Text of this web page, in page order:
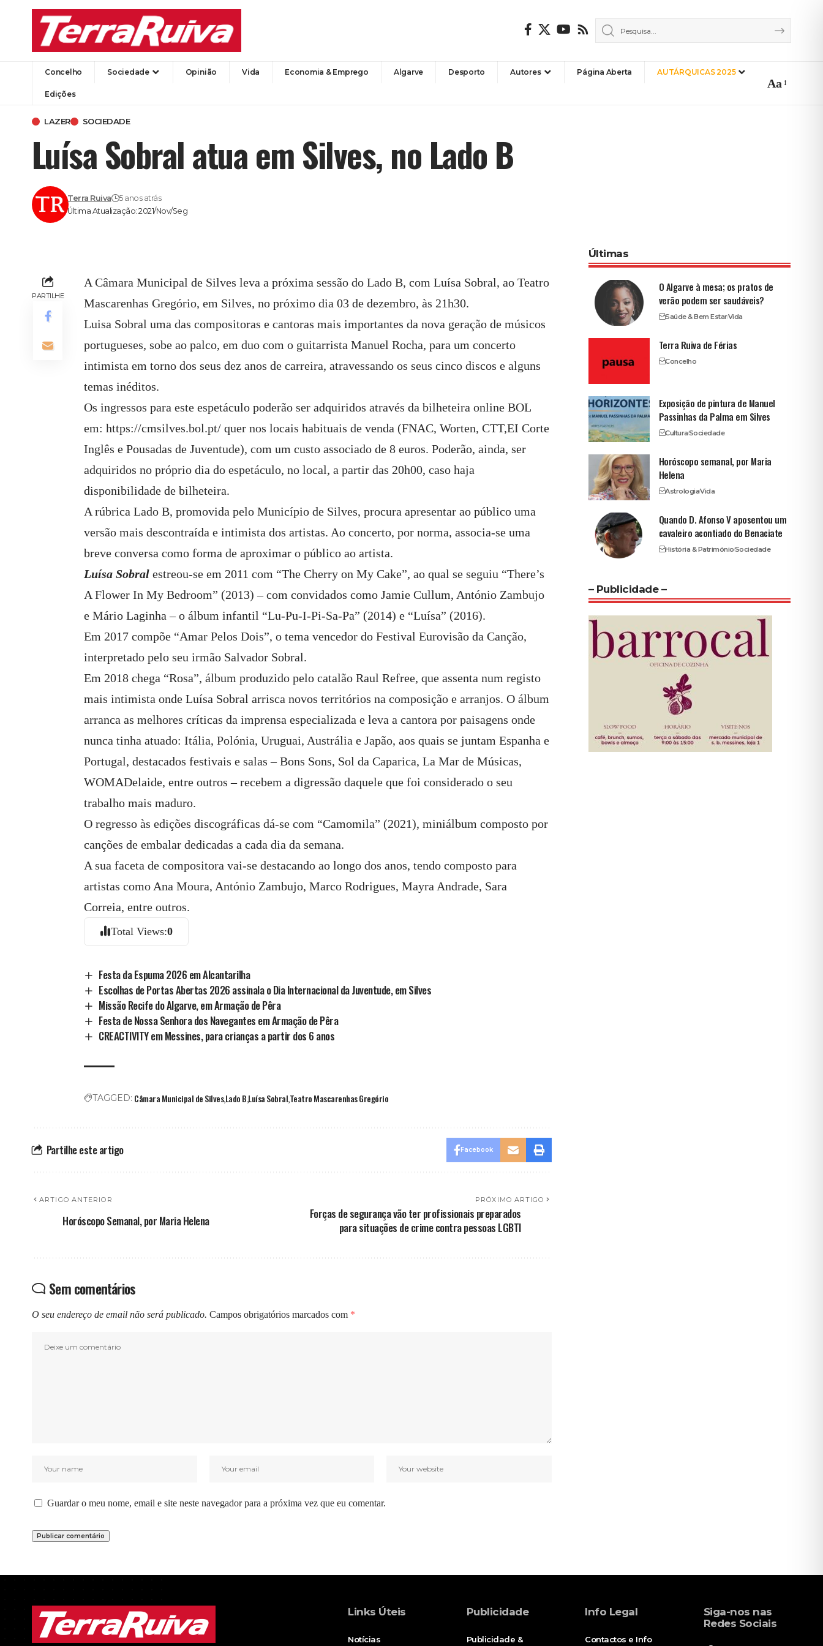
Concelho Sociedade Opinião Vida Economia & Emprego Algarve Desporto Autores Página Aberta AUTÁRQUICAS 2025
Edições
Aa
LAZER SOCIEDADE
Luísa Sobral atua em Silves, no Lado B
Última Atualização: 2021/Nov/Seg
Terra Ruiva 5 anos atrás
PARTILHE
A Câmara Municipal de Silves leva a próxima sessão do Lado B, com Luísa Sobral, ao Teatro
Mascarenhas Gregório, em Silves, no próximo dia 03 de dezembro, às 21h30.
Luisa Sobral uma das compositoras e cantoras mais importantes da nova geração de músicos
portugueses, sobe ao palco, em duo com o guitarrista Manuel Rocha, para um concerto
intimista em torno dos seus dez anos de carreira, atravessando os seus cinco discos e alguns
temas inéditos.
Os ingressos para este espetáculo poderão ser adquiridos através da bilheteira online BOL
em:https://cmsilves.bol.pt/ quer nos locais habituais de venda (FNAC, Worten, CTT,EI Corte
Inglês e Pousadas de Juventude), com um custo associado de 8 euros. Poderão, ainda, ser
adquiridos no próprio dia do espetáculo, no local, a partir das 20h00, caso haja
disponibilidade de bilheteira.
A rúbrica Lado B, promovida pelo Município de Silves, procura apresentar ao público uma
versão mais descontraída e intimista dos artistas. Ao concerto, por norma, associa-se uma
breve conversa como forma de aproximar o público ao artista.
Luísa Sobral estreou-se em 2011 com “The Cherry on My Cake”, ao qual se seguiu “There’s
A Flower In My Bedroom” (2013) – com convidados como Jamie Cullum, António Zambujo
e Mário Laginha – o álbum infantil “Lu-Pu-I-Pi-Sa-Pa” (2014) e “Luísa” (2016).
Em 2017 compõe “Amar Pelos Dois”, o tema vencedor do Festival Eurovisão da Canção,
interpretado pelo seu irmão Salvador Sobral.
Em 2018 chega “Rosa”, álbum produzido pelo catalão Raul Refree, que assenta num registo
mais intimista onde Luísa Sobral arrisca novos territórios na composição e arranjos. O álbum
arranca as melhores críticas da imprensa especializada e leva a cantora por paisagens onde
nunca tinha atuado: Itália, Polónia, Uruguai, Austrália e Japão, aos quais se juntam Espanha e
Portugal, destacados festivais e salas – Bons Sons, Sol da Caparica, La Mar de Músicas,
WOMADelaide, entre outros – recebem a digressão daquele que foi considerado o seu
trabalho mais maduro.
O regresso às edições discográficas dá-se com “Camomila” (2021), miniálbum composto por
canções de embalar dedicadas a cada dia da semana.
A sua faceta de compositora vai-se destacando ao longo dos anos, tendo composto para
artistas como Ana Moura, António Zambujo, Marco Rodrigues, Mayra Andrade, Sara
Correia, entre outros.
Total Views:0
Festa da Espuma 2026 em Alcantarilha
Escolhas de Portas Abertas 2026 assinala o Dia Internacional da Juventude, em Silves
Missão Recife do Algarve, em Armação de Pêra
Festa de Nossa Senhora dos Navegantes em Armação de Pêra
CREACTIVITY em Messines, para crianças a partir dos 6 anos
TAGGED: Câmara Municipal de SilvesLado BLuísa SobralTeatro Mascarenhas Gregório
Partilhe este artigo Facebook
ARTIGO ANTERIOR
Horóscopo Semanal, por Maria Helena
PRÓXIMO ARTIGO
Forças de segurança vão ter profissionais preparados
para situações de crime contra pessoas LGBTI
Sem comentários
O seu endereço de email não será publicado. Campos obrigatórios marcados com *
Guardar o meu nome, email e site neste navegador para a próxima vez que eu comentar.
Últimas
O Algarve à mesa; os pratos de
verão podem ser saudáveis?
Saúde & Bem EstarVida
Terra Ruiva de Férias
Concelho
Exposição de pintura de Manuel
Passinhas da Palma em Silves
CulturaSociedade
Horóscopo semanal, por Maria
Helena
AstrologiaVida
Quando D. Afonso V aposentou um
cavaleiro acontiado do Benaciate
História & PatrimónioSociedade
– Publicidade –
Links Úteis
Notícias
Publicidade
Publicidade &
Info Legal
Contactos e Info
Siga-nos nas
Redes Sociais